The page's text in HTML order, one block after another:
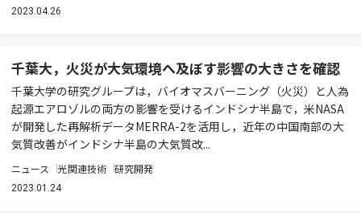
2023.04.26
千葉大，火災が大気環境へ及ぼす影響の大きさを確認
千葉大学の研究グループは，バイオマスバーニング（火災）と人為
起源エアロゾルの両方の影響を受けるインドシナ半島で，米NASA
が開発した再解析データMERRA-2を活用し，近年の中国南部の大
気質改善がインドシナ半島の大気質改...
ニュース 光関連技術 研究開発
2023.01.24